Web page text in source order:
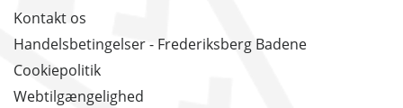
Kontakt os
Handelsbetingelser - Frederiksberg Badene
Cookiepolitik
Webtilgængelighed